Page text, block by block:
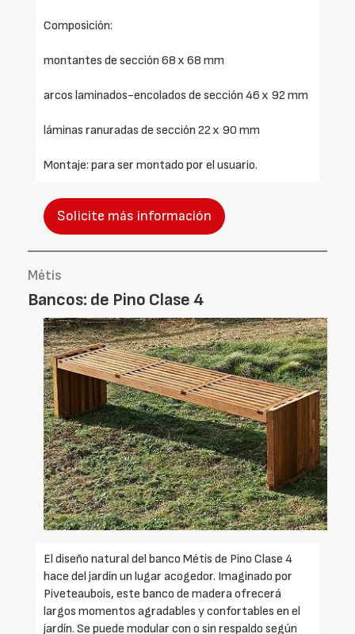
Composición:
montantes de sección 68 x 68 mm
arcos laminados-encolados de sección 46 x 92 mm
láminas ranuradas de sección 22 x 90 mm
Montaje: para ser montado por el usuario.
Solicite más información
Métis
Bancos: de Pino Clase 4
El diseño natural del banco Métis de Pino Clase 4
hace del jardín un lugar acogedor. Imaginado por
Piveteaubois, este banco de madera ofrecerá
largos momentos agradables y confortables en el
jardín. Se puede modular con o sin respaldo según